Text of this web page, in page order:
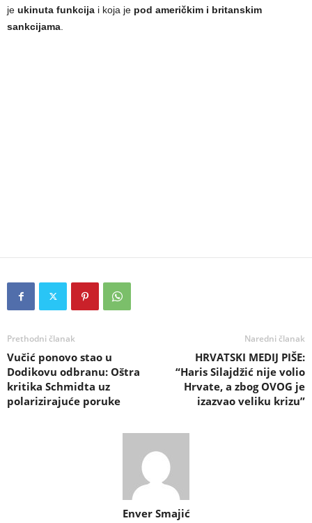
je ukinuta funkcija i koja je pod američkim i britanskim
sankcijama.
Prethodni članak
Vučić ponovo stao u
Dodikovu odbranu: Oštra
kritika Schmidta uz
polarizirajuće poruke
Naredni članak
HRVATSKI MEDIJ PIŠE:
“Haris Silajdžić nije volio
Hrvate, a zbog OVOG je
izazvao veliku krizu”
Enver Smajić